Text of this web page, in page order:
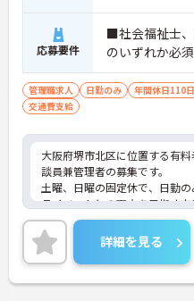
応募要件
■社会福祉士
のいずれか必須
管理職求人 日勤のみ 年間休日110
交通費支給
大阪府堺市北区に位置する有
談員兼管理者の募集です。
土曜、日曜の固定休で、日勤
ライベートとの両立を目指す
す！
また賞与制度があり、頑張りが
と還元されます。さらに各種
ポイントです◎
しっかりとしたフォロー体制
詳細を見る